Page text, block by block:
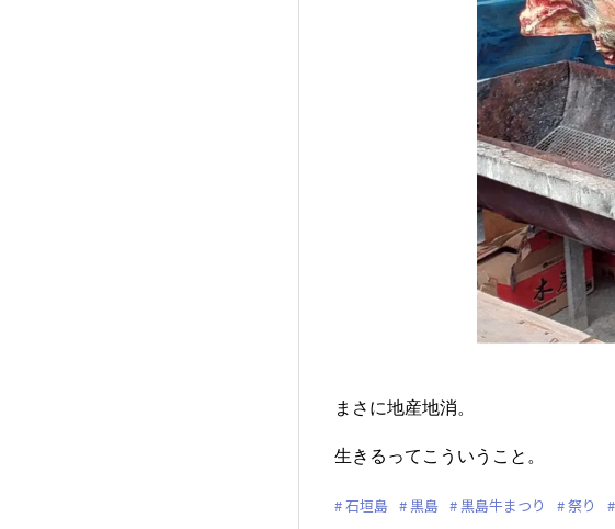
まさに地産地消。
生きるってこういうこと。
石垣島 黒島 黒島牛まつり 祭り